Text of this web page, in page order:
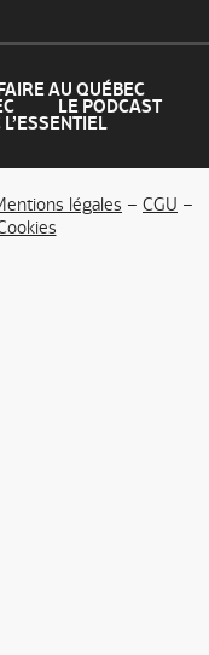
AU QUÉBEC
LE PODCAST
légales – CGU –